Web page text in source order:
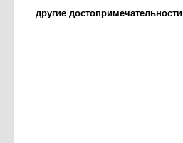
другие достопримечательности